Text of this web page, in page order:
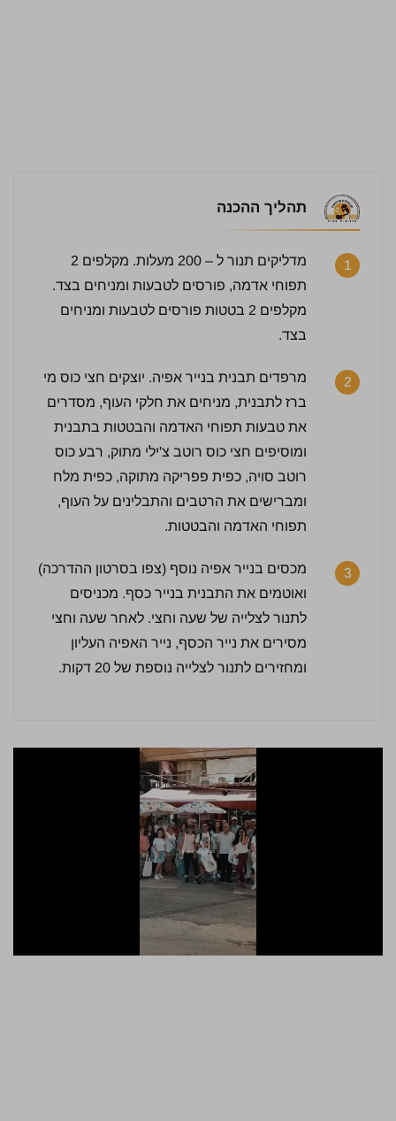
תהליך ההכנה
1
מדליקים תנור ל – 200 מעלות. מקלפים 2
תפוחי אדמה, פורסים לטבעות ומניחים בצד.
מקלפים 2 בטטות פורסים לטבעות ומניחים
בצד.
2
מרפדים תבנית בנייר אפיה. יוצקים חצי כוס מי
ברז לתבנית, מניחים את חלקי העוף, מסדרים
את טבעות תפוחי האדמה והבטטות בתבנית
ומוסיפים חצי כוס רוטב צ'ילי מתוק, רבע כוס
רוטב סויה, כפית פפריקה מתוקה, כפית מלח
ומברישים את הרטבים והתבלינים על העוף,
תפוחי האדמה והבטטות.
3
מכסים בנייר אפיה נוסף (צפו בסרטון ההדרכה)
ואוטמים את התבנית בנייר כסף. מכניסים
לתנור לצלייה של שעה וחצי. לאחר שעה וחצי
מסירים את נייר הכסף, נייר האפיה העליון
ומחזירים לתנור לצלייה נוספת של 20 דקות.
5 / 5 | 1 מדרגים
לחץ כדי לדרג: